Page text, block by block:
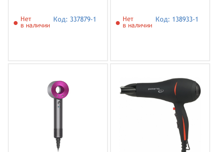
Нет
в наличии
Код: 337879-1
Нет
в наличии
Код: 138933-1